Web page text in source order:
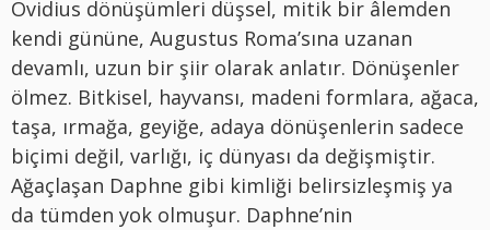
Ovidius dönüşümleri düşsel, mitik bir âlemden
kendi gününe, Augustus Roma’sına uzanan
devamlı, uzun bir şiir olarak anlatır. Dönüşenler
ölmez. Bitkisel, hayvansı, madeni formlara, ağaca,
taşa, ırmağa, geyiğe, adaya dönüşenlerin sadece
biçimi değil, varlığı, iç dünyası da değişmiştir.
Ağaçlaşan Daphne gibi kimliği belirsizleşmiş ya
da tümden yok olmuşur. Daphne’nin